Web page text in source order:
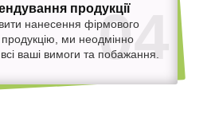
04
продукції
нанесення фірмового
ми неодмінно
ваші вимоги та побажання.